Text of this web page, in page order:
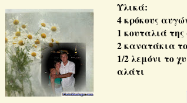
Υλικά:
4 κρόκους
1 κουταλιά
2 κανατάκια
1/2 λεμόνι το
αλάτι